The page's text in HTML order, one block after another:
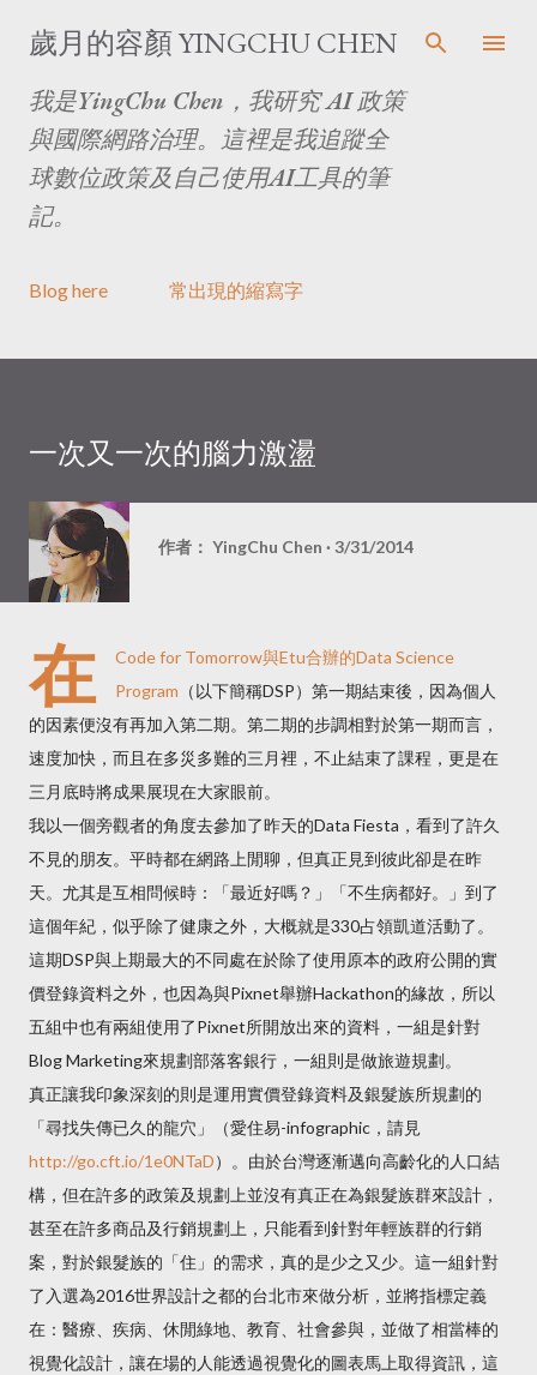
跳至主要內容
歲月的容顏 YINGCHU CHEN
我是YingChu Chen，我研究 AI 政策
與國際網路治理。這裡是我追蹤全
球數位政策及自己使用AI工具的筆
記。
Blog here 常出現的縮寫字
一次又一次的腦力激盪
作者： YingChu Chen 3/31/2014
在 Code for Tomorrow與Etu合辦的Data Science
Program （以下簡稱DSP）第一期結束後，因為個人
的因素便沒有再加入第二期。第二期的步調相對於第一期而言，
速度加快，而且在多災多難的三月裡，不止結束了課程，更是在
三月底時將成果展現在大家眼前。
我以一個旁觀者的角度去參加了昨天的Data Fiesta，看到了許久
不見的朋友。平時都在網路上閒聊，但真正見到彼此卻是在昨
天。尤其是互相問候時：「最近好嗎？」「不生病都好。」到了
這個年紀，似乎除了健康之外，大概就是330占領凱道活動了。
這期DSP與上期最大的不同處在於除了使用原本的政府公開的實
價登錄資料之外，也因為與Pixnet舉辦Hackathon的緣故，所以
五組中也有兩組使用了Pixnet所開放出來的資料，一組是針對
Blog Marketing來規劃部落客銀行，一組則是做旅遊規劃。
真正讓我印象深刻的則是運用實價登錄資料及銀髮族所規劃的
「尋找失傳已久的龍穴」（愛住易-infographic，請見
http://go.cft.io/1e0NTaD）。由於台灣逐漸邁向高齡化的人口結
構，但在許多的政策及規劃上並沒有真正在為銀髮族群來設計，
甚至在許多商品及行銷規劃上，只能看到針對年輕族群的行銷
案，對於銀髮族的「住」的需求，真的是少之又少。這一組針對
了入選為2016世界設計之都的台北市來做分析，並將指標定義
在：醫療、疾病、休閒綠地、教育、社會參與，並做了相當棒的
視覺化設計，讓在場的人能透過視覺化的圖表馬上取得資訊，這